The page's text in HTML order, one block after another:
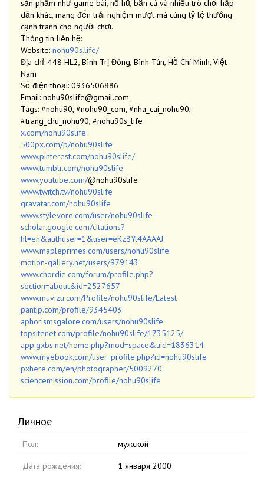
sản phẩm như game bài, nổ hũ, bắn cá và nhiều trò chơi hấp
dẫn khác, mang đến trải nghiệm mượt mà cùng tỷ lệ thưởng
cạnh tranh cho người chơi.
Thông tin liên hệ:
Website: nohu90s.life/
Địa chỉ: 448 HL2, Bình Trị Đông, Bình Tân, Hồ Chí Minh, Việt
Nam
Số điện thoại: 0936506886
Email: nohu90slife@gmail.com
Tags: #nohu90, #nohu90_com, #nha_cai_nohu90,
#trang_chu_nohu90, #nohu90s_life
x.com/nohu90slife
500px.com/p/nohu90slife
www.pinterest.com/nohu90slife/
www.tumblr.com/nohu90slife
www.youtube.com/@nohu90slife
www.twitch.tv/nohu90slife
gravatar.com/nohu90slife
www.stylevore.com/user/nohu90slife
scholar.google.com/citations?
hl=en&authuser=1&user=eKz8Yt4AAAAJ
www.mapleprimes.com/users/nohu90slife
motion-gallery.net/users/979143
www.chordie.com/forum/profile.php?
section=about&id=2527657
www.muvizu.com/Profile/nohu90slife/Latest
pantip.com/profile/9345403
aphorismsgalore.com/users/nohu90slife
topsitenet.com/profile/nohu90slife/1735125/
app.gxbs.net/home.php?mod=space&uid=1836314
www.myebook.com/user_profile.php?id=nohu90slife
pxhere.com/en/photographer/5009270
sciencemission.com/profile/nohu90slife
Личное
Пол: мужской
Дата рождения: 1 января 2000